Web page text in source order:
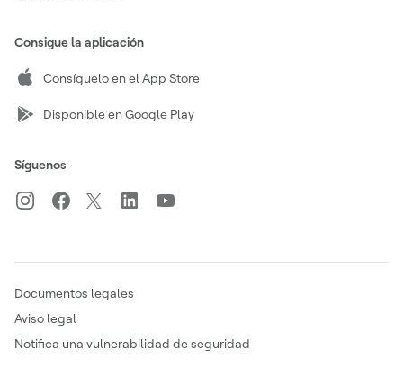
Consigue la aplicación
Consíguelo en el App Store
Disponible en Google Play
Síguenos
Documentos legales
Aviso legal
Notifica una vulnerabilidad de seguridad